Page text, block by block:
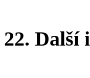
22. Další